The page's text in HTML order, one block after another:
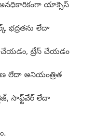
యాక్సెస్
భద్రతను లేదా
ట్రేస్ చేయడం
లేదా అనియంత్రిత
సాఫ్ట్‌వేర్ లేదా